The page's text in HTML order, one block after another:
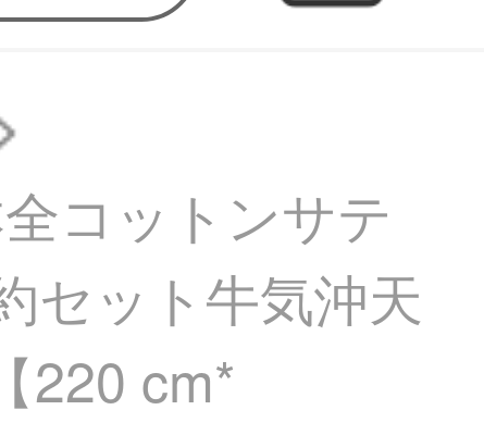
コットンサテ
セット牛気沖天
220 cm*